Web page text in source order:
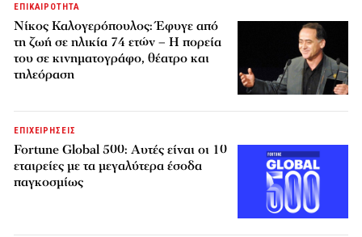
ΕΠΙΚΑΙΡΟΤΗΤΑ
Νίκος Καλογερόπουλος: Έφυγε από
τη ζωή σε ηλικία 74 ετών – Η πορεία
του σε κινηματογράφο, θέατρο και
τηλεόραση
ΕΠΙΧΕΙΡΗΣΕΙΣ
Fortune Global 500: Αυτές είναι οι 10
εταιρείες με τα μεγαλύτερα έσοδα
παγκοσμίως